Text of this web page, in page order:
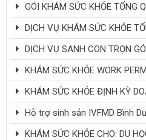
GÓI KHÁM SỨC KHỎE TỔNG
DỊCH VỤ KHÁM SỨC KHỎE
DỊCH VỤ SANH CON TRỌN
KHÁM SỨC KHỎE WORK
KHÁM SỨC KHỎE ĐỊNH KỲ
Hỗ trợ sinh sản IVFMD Bình
KHÁM SỨC KHỎE CHO: DU